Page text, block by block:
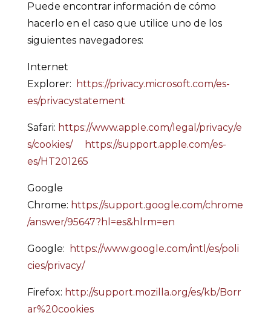
Puede encontrar información de cómo
hacerlo en el caso que utilice uno de los
siguientes navegadores:
Internet
Explorer:
https://privacy.microsoft.com/es-
es/privacystatement
Safari: https://www.apple.com/legal/privacy/e
s/cookies/
https://support.apple.com/es-
es/HT201265
Google
Chrome: https://support.google.com/chrome
/answer/95647?hl=es&hlrm=en
Google:
https://www.google.com/intl/es/poli
cies/privacy/
Firefox: http://support.mozilla.org/es/kb/Borr
ar%20cookies